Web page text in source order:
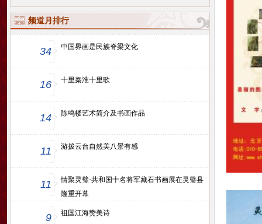
频道月排行
34 中国界画是民族脊梁文化
16 十里秦淮十里歌
14 陈鸣楼艺术简介及书画作品
11 游拨云台自然美八景有感
11
情聚灵璧·共和国十名将军藏石书画展在灵璧县
隆重开幕
9 祖国江海赞美诗